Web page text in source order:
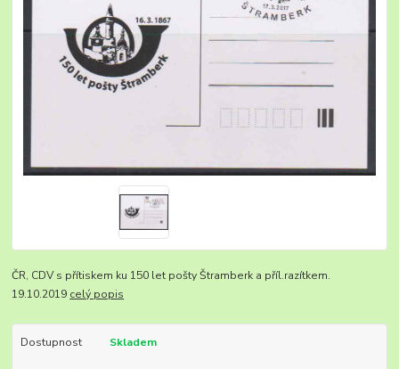
ČR, CDV s přítiskem ku 150 let pošty Štramberk a příl.razítkem.
19.10.2019 celý popis
Dostupnost Skladem